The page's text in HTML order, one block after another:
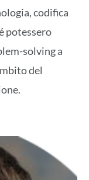
codifica
potessero
solving a
del